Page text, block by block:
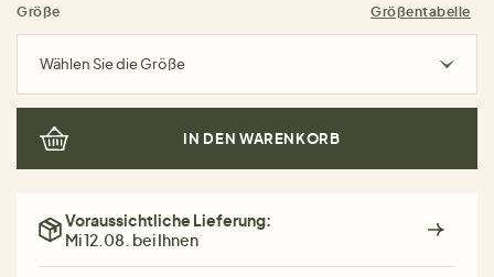
Größe Größentabelle
Wählen Sie die Größe
IN DEN WARENKORB
Voraussichtliche Lieferung:
Mi 12.08. bei Ihnen